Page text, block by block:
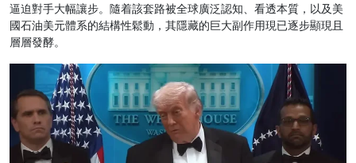
逼迫對手大幅讓步。隨着該套路被全球廣泛認知、看透本質，以及美
國石油美元體系的結構性鬆動，其隱藏的巨大副作用現已逐步顯現且
層層發酵。